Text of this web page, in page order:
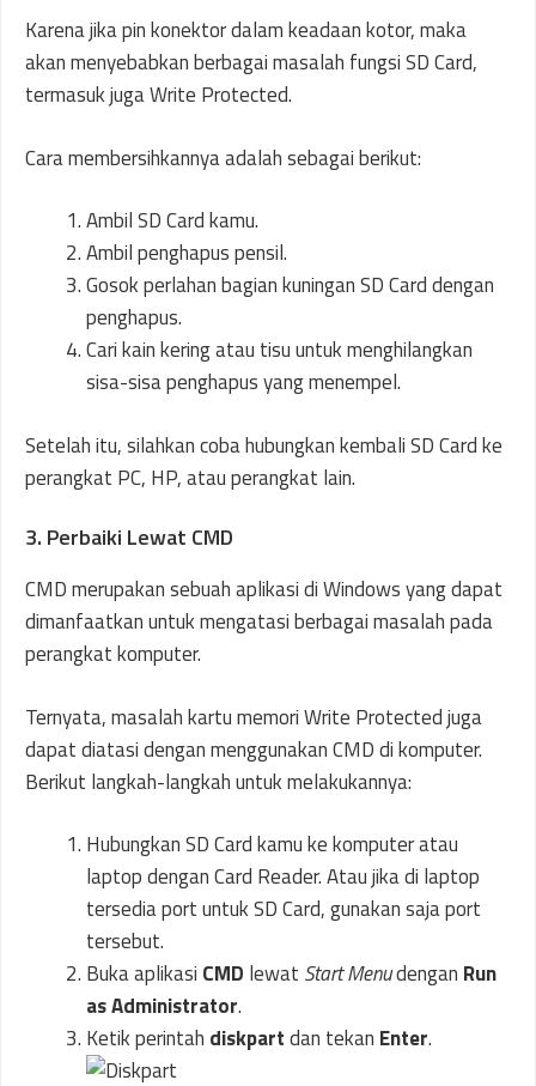
Karena jika pin konektor dalam keadaan kotor, maka
akan menyebabkan berbagai masalah fungsi SD Card,
termasuk juga Write Protected.
Cara membersihkannya adalah sebagai berikut:
Ambil SD Card kamu.
Ambil penghapus pensil.
Gosok perlahan bagian kuningan SD Card dengan
penghapus.
Cari kain kering atau tisu untuk menghilangkan
sisa-sisa penghapus yang menempel.
Setelah itu, silahkan coba hubungkan kembali SD Card ke
perangkat PC, HP, atau perangkat lain.
3. Perbaiki Lewat CMD
CMD merupakan sebuah aplikasi di Windows yang dapat
dimanfaatkan untuk mengatasi berbagai masalah pada
perangkat komputer.
Ternyata, masalah kartu memori Write Protected juga
dapat diatasi dengan menggunakan CMD di komputer.
Berikut langkah-langkah untuk melakukannya:
Hubungkan SD Card kamu ke komputer atau
laptop dengan Card Reader. Atau jika di laptop
tersedia port untuk SD Card, gunakan saja port
tersebut.
Buka aplikasi CMD lewat Start Menudengan Run
as Administrator.
Ketik perintah diskpartdan tekan Enter.